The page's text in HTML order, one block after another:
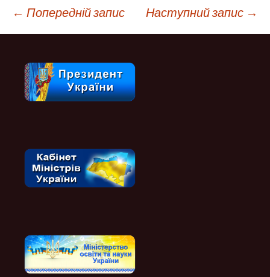
Навігація
по
запису
← Попередній запис Наступний запис →